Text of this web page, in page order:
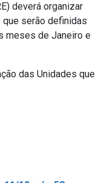
deverá organizar
serão definidas
meses de Janeiro e
das Unidades que